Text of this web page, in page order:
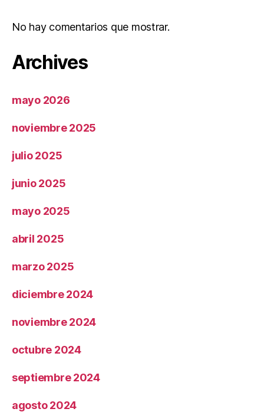
No hay comentarios que mostrar.
Archives
mayo 2026
noviembre 2025
julio 2025
junio 2025
mayo 2025
abril 2025
marzo 2025
diciembre 2024
noviembre 2024
octubre 2024
septiembre 2024
agosto 2024